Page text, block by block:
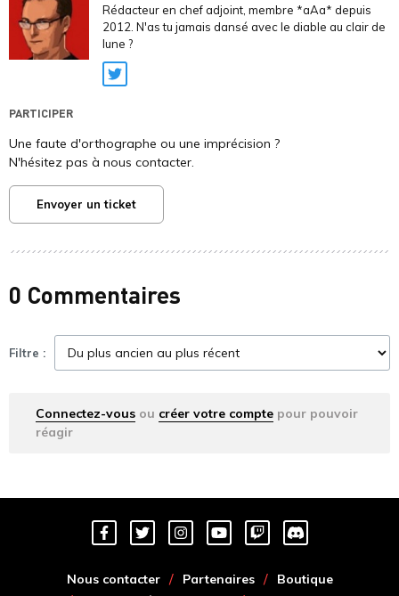
Rédacteur en chef adjoint, membre *aAa* depuis
2012. N'as tu jamais dansé avec le diable au clair de
lune ?
Twitter
PARTICIPER
Une faute d'orthographe ou une imprécision ?
N'hésitez pas à nous contacter.
Envoyer un ticket
0 Commentaires
Filtre :
Connectez-vous ou créer votre compte pour pouvoir
réagir
Nous contacter Partenaires
Boutique